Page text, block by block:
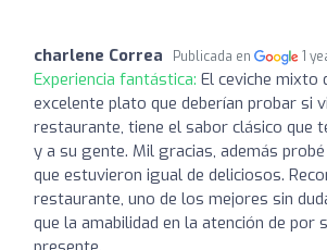
charlene Correa Publicada en 1
Experiencia fantástica: El ceviche mixto
excelente plato que deberían probar si
restaurante, tiene el sabor clásico que
y a su gente. Mil gracias, además
que estuvieron igual de deliciosos.
restaurante, uno de los mejores sin
que la amabilidad en la atención de por